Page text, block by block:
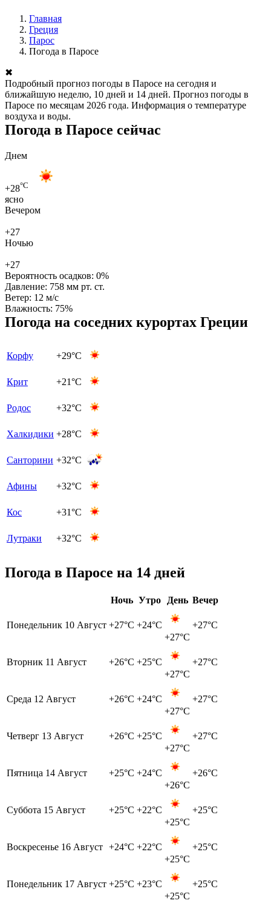
Главная
Греция
Парос
Погода в Паросе
✖
Подробный прогноз погоды в Паросе на сегодня и
ближайшую неделю, 10 дней и 14 дней. Прогноз погоды в
Паросе по месяцам 2026 года. Информация о температуре
воздуха и воды.
Погода в Паросе сейчас
Днем
+28°C
ясно
Вечером
+27
Ночью
+27
Вероятность осадков: 0%
Давление: 758 мм рт. ст.
Ветер: 12 м/с
Влажность: 75%
Погода на соседних курортах Греции
Корфу +29°C
Крит +21°C
Родос +32°C
Халкидики +28°C
Санторини +32°C
Афины +32°C
Кос +31°C
Лутраки +32°C
Погода в Паросе на 14 дней
Ночь Утро День Вечер
Понедельник 10 Август +27°C +24°C
+27°C
+27°C
Вторник 11 Август +26°C +25°C
+27°C
+27°C
Среда 12 Август +26°C +24°C
+27°C
+27°C
Четверг 13 Август +26°C +25°C
+27°C
+27°C
Пятница 14 Август +25°C +24°C
+26°C
+26°C
Суббота 15 Август +25°C +22°C
+25°C
+25°C
Воскресенье 16 Август +24°C +22°C
+25°C
+25°C
Понедельник 17 Август +25°C +23°C
+25°C
+25°C